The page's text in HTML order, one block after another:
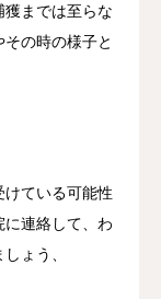
獲までは至らな
の時の様子と
ている可能性
に連絡して、わ
ょう、